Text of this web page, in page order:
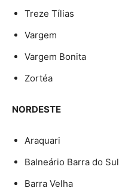
Treze Tílias
Vargem
Vargem Bonita
Zortéa
NORDESTE
Araquari
Balneário Barra do Sul
Barra Velha